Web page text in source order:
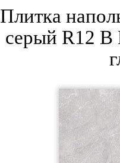
Плитка
серый R12 B